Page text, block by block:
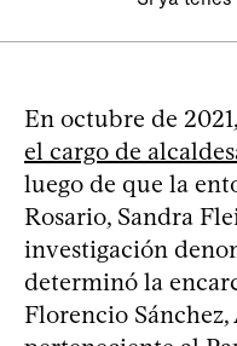
En octubre de 2021,
el cargo de
luego de que la
Rosario, Sandra
investigación
determinó la
Florencio Sánchez,